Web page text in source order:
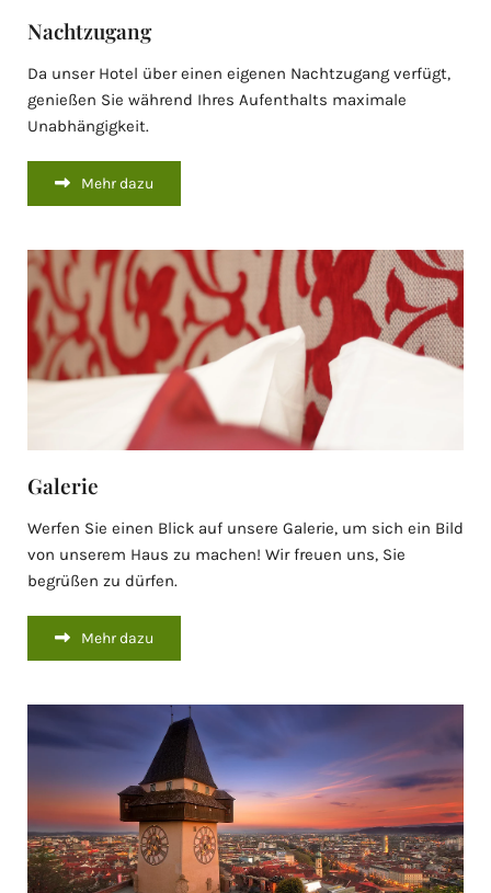
Nachtzugang
Da unser Hotel über einen eigenen Nachtzugang verfügt,
genießen Sie während Ihres Aufenthalts maximale
Unabhängigkeit.
Mehr dazu
Galerie
Werfen Sie einen Blick auf unsere Galerie, um sich ein Bild
von unserem Haus zu machen! Wir freuen uns, Sie
begrüßen zu dürfen.
Mehr dazu